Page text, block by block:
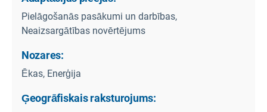
Pielāgošanās pasākumi un darbības,
Neaizsargātības novērtējums
Nozares:
Ēkas, Enerģija
Ģeogrāfiskais raksturojums: